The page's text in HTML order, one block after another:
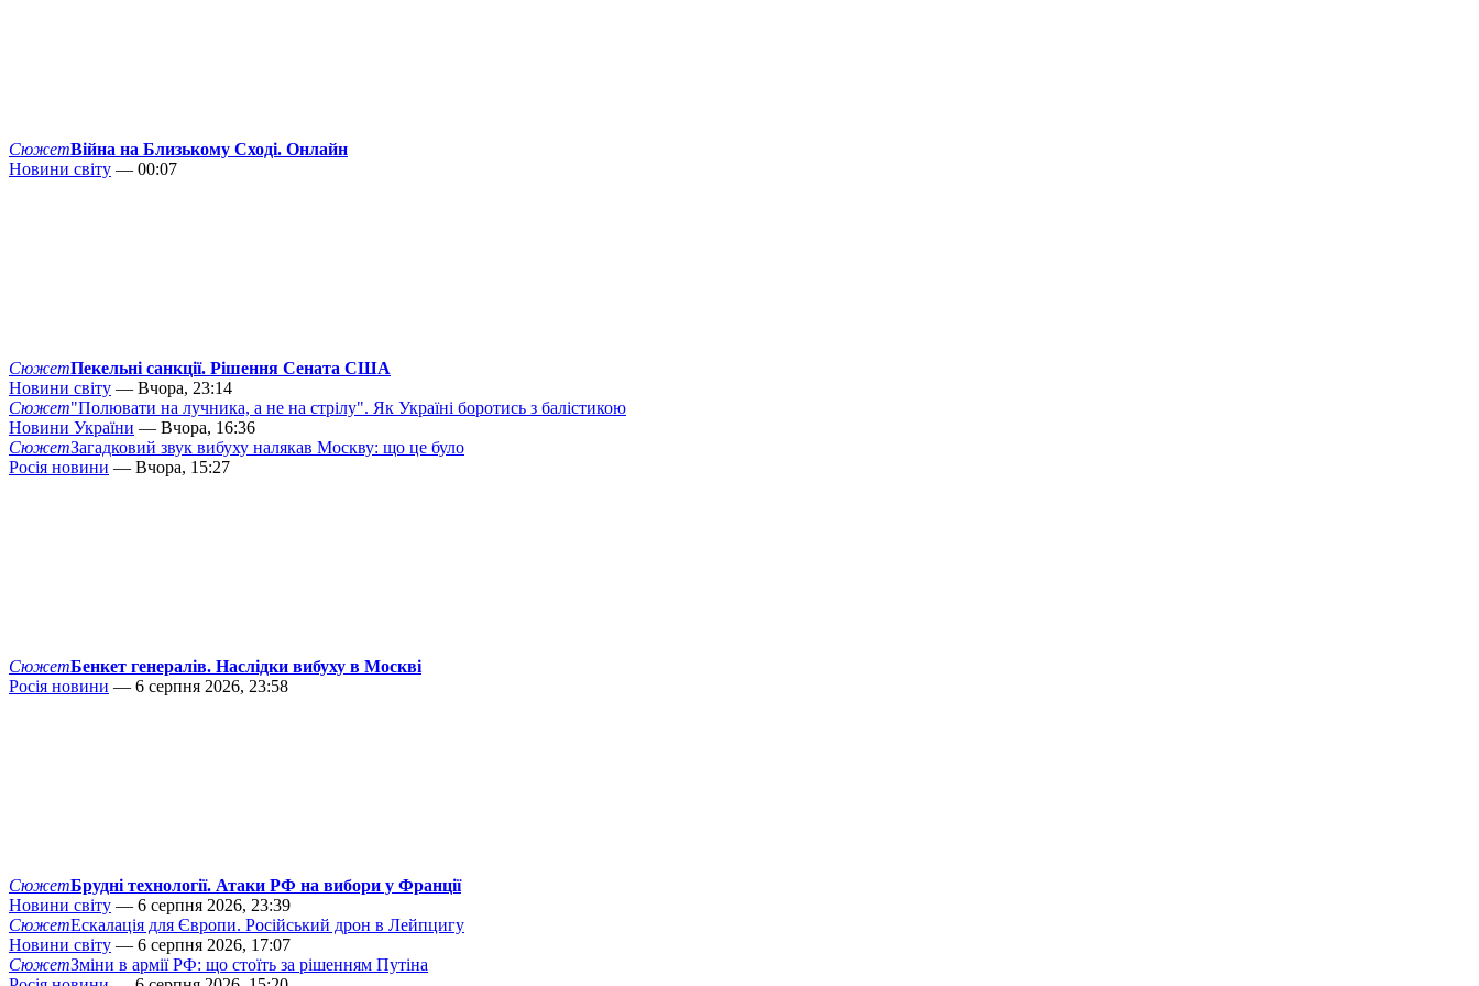
СюжетВійна на Близькому Сході. Онлайн
Новини світу — 00:07
СюжетПекельні санкції. Рішення Сената США
Новини світу — Вчора, 23:14
Сюжет"Полювати на лучника, а не на стрілу". Як Україні боротись з балістикою
Новини України — Вчора, 16:36
СюжетЗагадковий звук вибуху налякав Москву: що це було
Росія новини — Вчора, 15:27
СюжетБенкет генералів. Наслідки вибуху в Москві
Росія новини — 6 серпня 2026, 23:58
СюжетБрудні технології. Атаки РФ на вибори у Франції
Новини світу — 6 серпня 2026, 23:39
СюжетЕскалація для Європи. Російський дрон в Лейпцигу
Новини світу — 6 серпня 2026, 17:07
СюжетЗміни в армії РФ: що стоїть за рішенням Путіна